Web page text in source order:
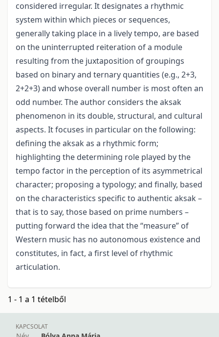
considered irregular. It designates a rhythmic
system within which pieces or sequences,
generally taking place in a lively tempo, are based
on the uninterrupted reiteration of a module
resulting from the juxtaposition of groupings
based on binary and ternary quantities (e.g., 2+3,
2+2+3) and whose overall number is most often an
odd number. The author considers the aksak
phenomenon in its double, structural, and cultural
aspects. It focuses in particular on the following:
defining the aksak as a rhythmic form;
highlighting the determining role played by the
tempo factor in the perception of its asymmetrical
character; proposing a typology; and finally, based
on the characteristics specific to authentic aksak –
that is to say, those based on prime numbers –
putting forward the idea that the “measure” of
Western music has no autonomous existence and
constitutes, in fact, a first level of rhythmic
articulation.
1 - 1 a 1 tételből
KAPCSOLAT